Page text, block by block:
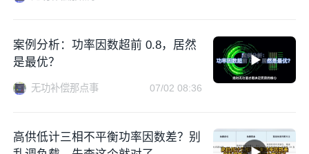
案例分析：功率因数超前 0.8，居然
是最优？
无功补偿那点事 07/02 08:36
高供低计三相不平衡功率因数差？别